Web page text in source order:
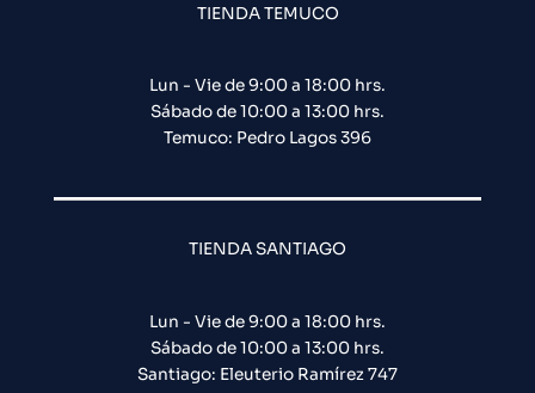
TIENDA TEMUCO
Lun - Vie de 9:00 a 18:00 hrs.
Sábado de 10:00 a 13:00 hrs.
Temuco: Pedro Lagos 396
TIENDA SANTIAGO
Lun - Vie de 9:00 a 18:00 hrs.
Sábado de 10:00 a 13:00 hrs.
Santiago: Eleuterio Ramírez 747​